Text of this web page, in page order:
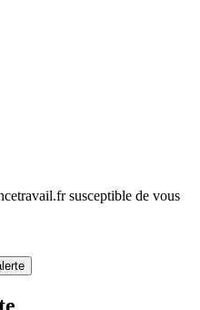
susceptible de vous